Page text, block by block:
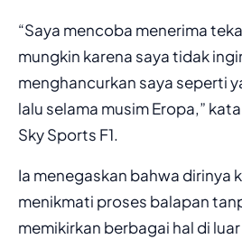
“Saya mencoba menerima
mungkin karena saya tidak
menghancurkan saya seperti
lalu selama musim Eropa,”
Sky Sports F1.
Ia menegaskan bahwa dirinya
menikmati proses balapan
memikirkan berbagai hal di